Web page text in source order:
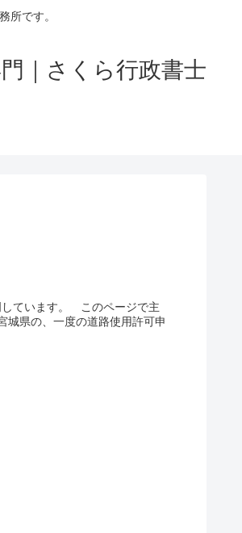
所です。
｜さくら行政書士
しています。 このページで主
城県の、一度の道路使用許可申